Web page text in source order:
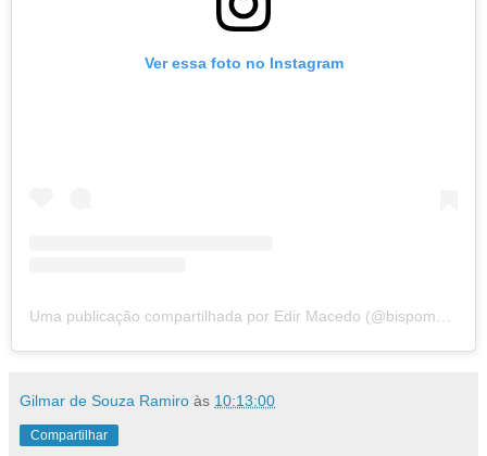
Ver essa foto no Instagram
Uma publicação compartilhada por Edir Macedo (@bispomacedo)
Gilmar de Souza Ramiro às 10:13:00
Compartilhar